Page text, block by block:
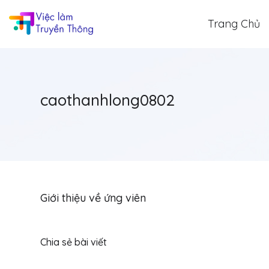
Trang Chủ
caothanhlong0802
Giới thiệu về ứng viên
Chia sẻ bài viết